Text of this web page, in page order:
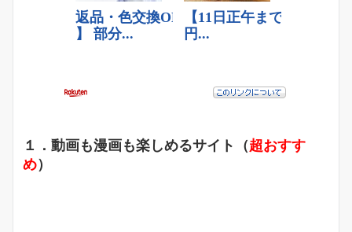
１．動画も漫画も楽しめるサイト（超おすす
め）